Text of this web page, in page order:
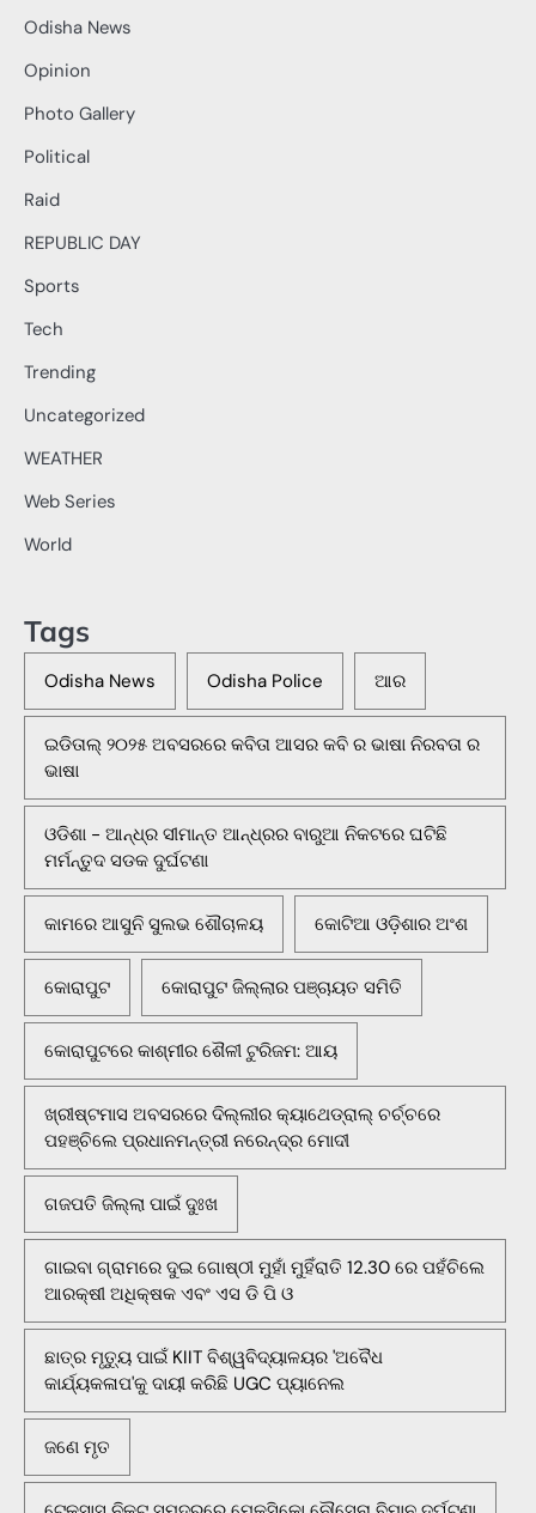
Odisha News
Opinion
Photo Gallery
Political
Raid
REPUBLIC DAY
Sports
Tech
Trending
Uncategorized
WEATHER
Web Series
World
Tags
Odisha News Odisha Police ଆର
ଇଡିତାଲ୍ ୨୦୨୫ ଅବସରରେ କବିତା ଆସର କବି ର ଭାଷା ନିରବତା ର
ଭାଷା
ଓଡିଶା - ଆନ୍ଧ୍ର ସୀମାନ୍ତ ଆନ୍ଧ୍ରର ବାରୁଆ ନିକଟରେ ଘଟିଛି
ମର୍ମନ୍ତୁଦ ସଡକ ଦୁର୍ଘଟଣା
କାମରେ ଆସୁନି ସୁଲଭ ଶୌଚାଳୟ କୋଟିଆ ଓଡ଼ିଶାର ଅଂଶ
କୋରାପୁଟ କୋରାପୁଟ ଜିଲ୍ଲାର ପଞ୍ଚାୟତ ସମିତି
କୋରାପୁଟରେ କାଶ୍ମୀର ଶୈଳୀ ଟୁରିଜମ: ଆୟ
ଖ୍ରୀଷ୍ଟମାସ ଅବସରରେ ଦିଲ୍ଲୀର କ୍ୟାଥେଡ୍ରାଲ୍ ଚର୍ଚ୍ଚରେ
ପହଞ୍ଚିଲେ ପ୍ରଧାନମନ୍ତ୍ରୀ ନରେନ୍ଦ୍ର ମୋଦୀ
ଗଜପତି ଜିଲ୍ଲା ପାଇଁ ଦୁଃଖ
ଗାଇବା ଗ୍ରାମରେ ଦୁଇ ଗୋଷ୍ଠୀ ମୁହାଁ ମୁହିଁରାତି 12.30 ରେ ପହଁଚିଲେ
ଆରକ୍ଷୀ ଅଧିକ୍ଷକ ଏବଂ ଏସ ଡି ପି ଓ
ଛାତ୍ର ମୃତ୍ୟୁ ପାଇଁ KIIT ବିଶ୍ୱବିଦ୍ୟାଳୟର 'ଅବୈଧ
କାର୍ଯ୍ୟକଳାପ'କୁ ଦାୟୀ କରିଛି UGC ପ୍ୟାନେଲ
ଜଣେ ମୃତ